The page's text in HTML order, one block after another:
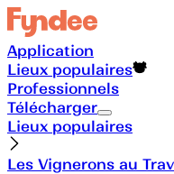
Application
Lieux populaires
Professionnels
Télécharger
Lieux populaires
Les Vignerons au